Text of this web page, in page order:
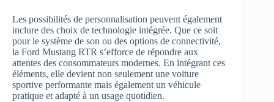
Les possibilités de personnalisation peuvent également
inclure des choix de technologie intégrée. Que ce soit
pour le système de son ou des options de connectivité,
la Ford Mustang RTR s’efforce de répondre aux
attentes des consommateurs modernes. En intégrant ces
éléments, elle devient non seulement une voiture
sportive performante mais également un véhicule
pratique et adapté à un usage quotidien.